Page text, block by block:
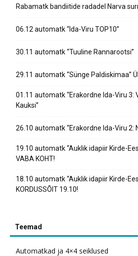
Rabamatk bandiitide radadel Narva
06.12 automatk “Ida-Viru TOP10”
30.11 automatk “Tuuline Rannarootsi”
29.11 automatk “Sünge Paldiskimaa”
01.11 automatk “Erakordne Ida-Viru 3:
Kauksi”
26.10 automatk “Erakordne Ida-Viru 2:
19.10 automatk “Auklik idapiir Kirde-
VABA KOHT!
18.10 automatk “Auklik idapiir Kirde-
KORDUSSÕIT 19.10!
Teemad
Automatkad ja 4×4 seiklused